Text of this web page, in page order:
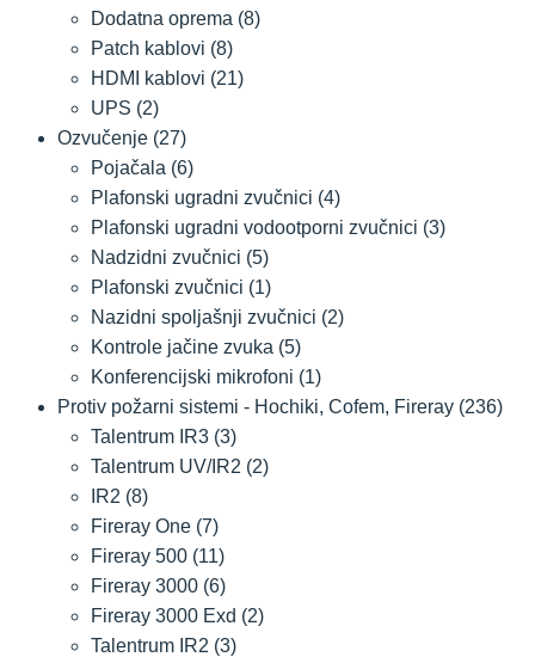
Dodatna oprema (8)
Patch kablovi (8)
HDMI kablovi (21)
UPS (2)
Ozvučenje (27)
Pojačala (6)
Plafonski ugradni zvučnici (4)
Plafonski ugradni vodootporni zvučnici (3)
Nadzidni zvučnici (5)
Plafonski zvučnici (1)
Nazidni spoljašnji zvučnici (2)
Kontrole jačine zvuka (5)
Konferencijski mikrofoni (1)
Protiv požarni sistemi - Hochiki, Cofem, Fireray (236)
Talentrum IR3 (3)
Talentrum UV/IR2 (2)
IR2 (8)
Fireray One (7)
Fireray 500 (11)
Fireray 3000 (6)
Fireray 3000 Exd (2)
Talentrum IR2 (3)